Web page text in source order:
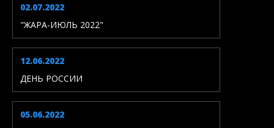
02.07.2022
"ЖАРА-ИЮЛЬ 2022"
12.06.2022
ДЕНЬ РОССИИ
05.06.2022